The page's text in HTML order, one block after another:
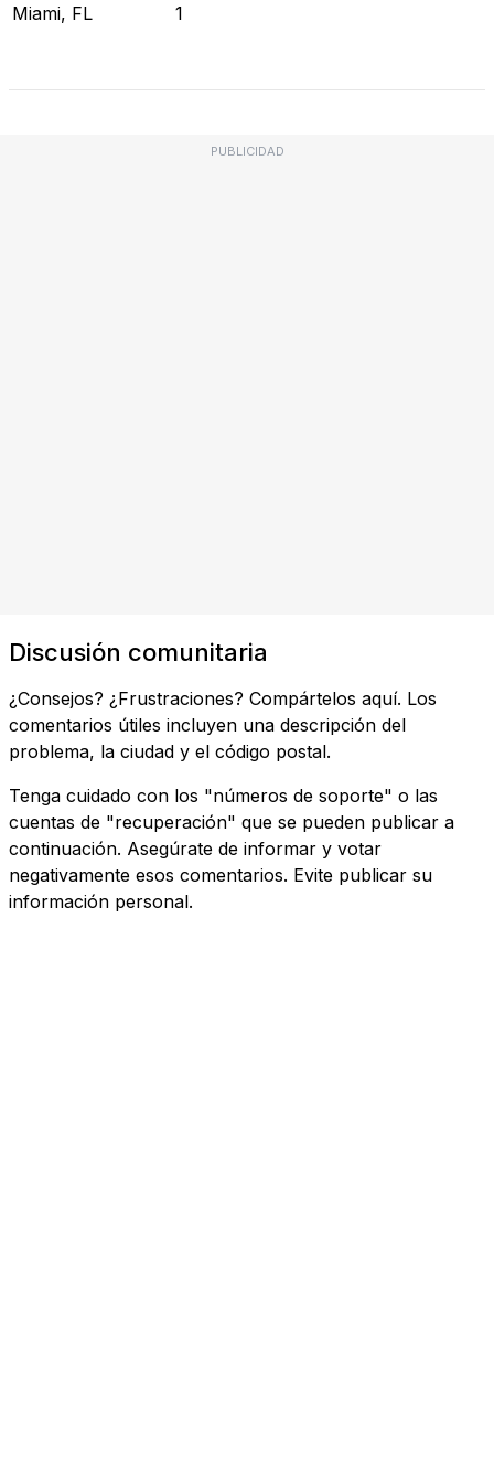
Miami, FL
1
PUBLICIDAD
Discusión comunitaria
¿Consejos? ¿Frustraciones? Compártelos aquí. Los
comentarios útiles incluyen una descripción del
problema, la ciudad y el código postal.
Tenga cuidado con los "números de soporte" o las
cuentas de "recuperación" que se pueden publicar a
continuación. Asegúrate de informar y votar
negativamente esos comentarios. Evite publicar su
información personal.